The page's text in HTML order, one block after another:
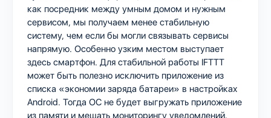
как посредник между умным домом и нужным
сервисом, мы получаем менее стабильную
систему, чем если бы могли связывать сервисы
напрямую. Особенно узким местом выступает
здесь смартфон. Для стабильной работы IFTTT
может быть полезно исключить приложение из
списка «экономии заряда батареи» в настройках
Android. Тогда ОС не будет выгружать приложение
из памяти и мешать мониторингу уведомлений.